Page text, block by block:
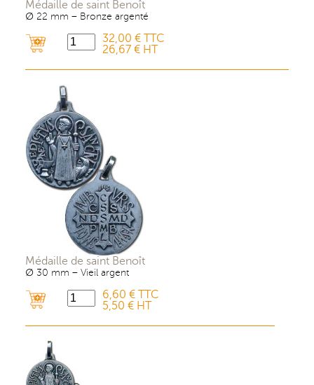
Médaille de saint Benoît
∅ 22 mm – Bronze argenté
32,00 € TTC
26,67 € HT
Médaille de saint Benoît
∅ 30 mm – Vieil argent
6,60 € TTC
5,50 € HT